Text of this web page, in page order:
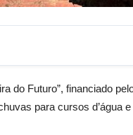
do Futuro”, financiado
para cursos d’água